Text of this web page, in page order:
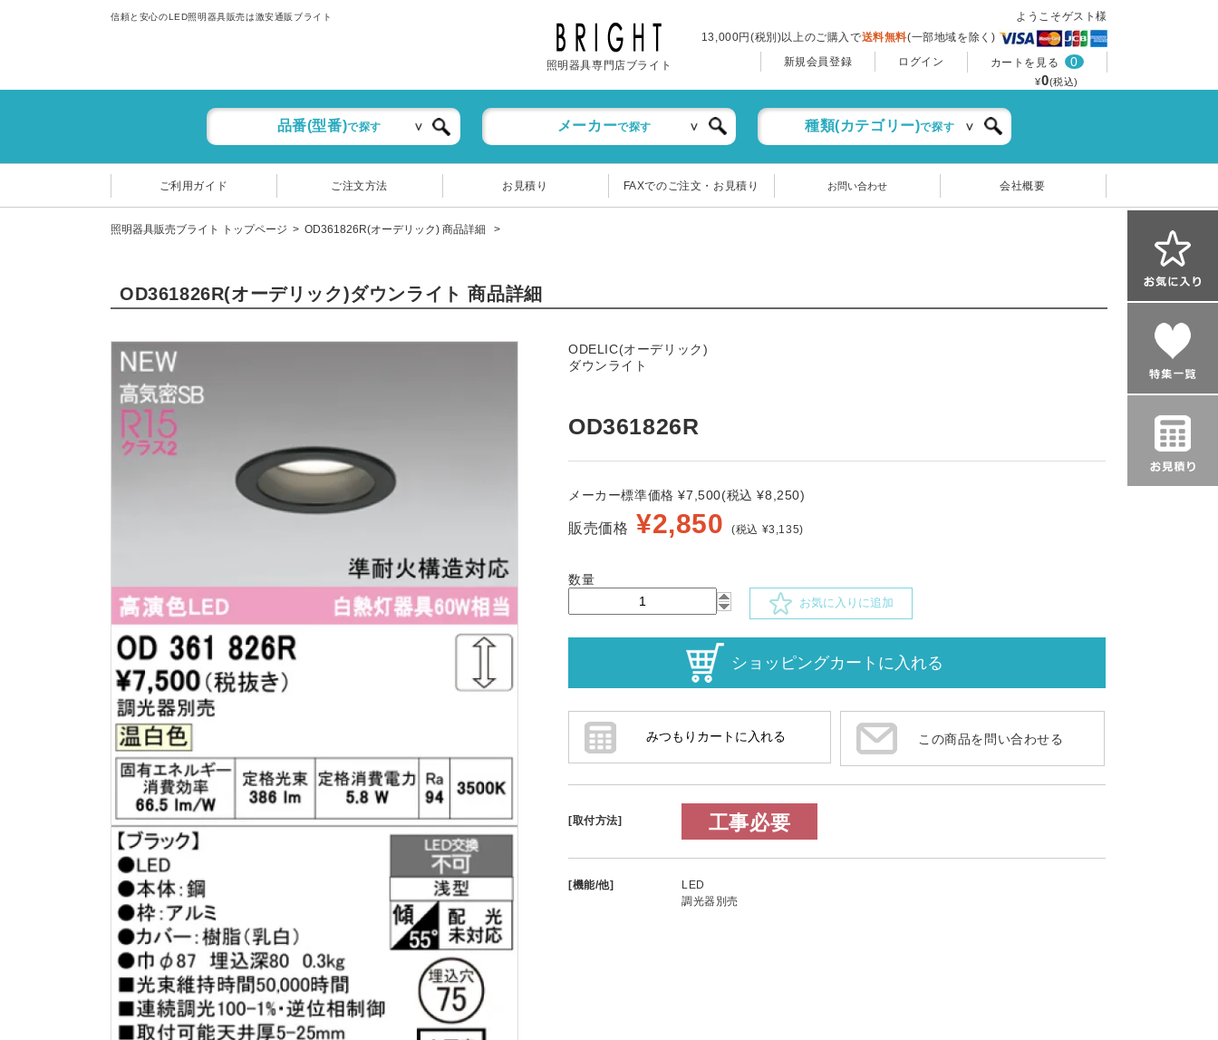
信頼と安心のLED照明器具販売は激安通販ブライト
照明器具専門店ブライト
ようこそゲスト様
13,000円(税別)以上のご購入で送料無料(一部地域を除く)
新規会員登録
ログイン カートを見る 0
¥0(税込)
品番(型番)で探す メーカーで探す 種類(カテゴリー)で探す
ご利用ガイド ご注文方法 お見積り FAXでのご注文・お見積り お問い合わせ 会社概要
照明器具販売ブライト トップページ OD361826R(オーデリック) 商品詳細
OD361826R(オーデリック)ダウンライト 商品詳細
ODELIC(オーデリック)
ダウンライト
OD361826R
メーカー標準価格 ¥7,500(税込 ¥8,250)
販売価格 ¥2,850 (税込 ¥3,135)
数量
お気に入りに追加
この商品を問い合わせる
[取付方法] 工事必要
[機能/他]
LED
調光器別売